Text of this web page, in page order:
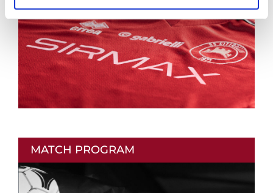
MATCH PROGRAM